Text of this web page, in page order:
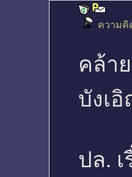
ความคิ
คล้า
บังเ
ปล. เ